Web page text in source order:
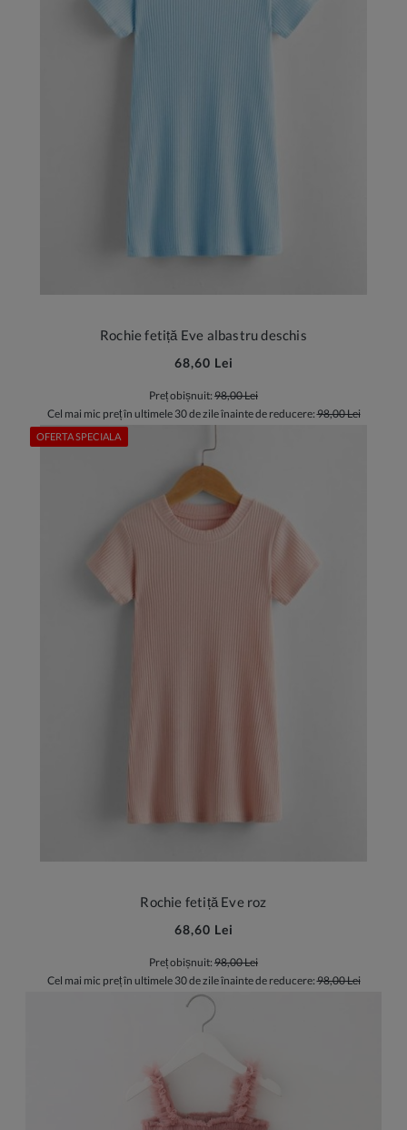
Rochie fetiță Eve albastru deschis
68,60 Lei
Preț obișnuit: 98,00 Lei
Cel mai mic preț în ultimele 30 de zile înainte de reducere:98,00 Lei
Rochie fetiță Eve roz
68,60 Lei
Preț obișnuit: 98,00 Lei
Cel mai mic preț în ultimele 30 de zile înainte de reducere:98,00 Lei
OFERTA SPECIALA